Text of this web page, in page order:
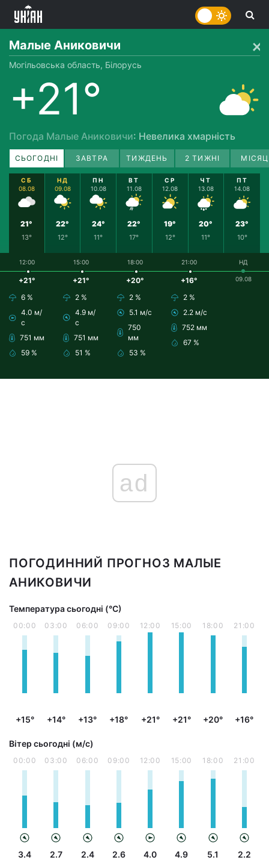
Малые Аниковичи
Могільовська область, Білорусь
+21°
Погода Малые Аниковичи: Невелика хмарність
СЬОГОДНІ ЗАВТРА ТИЖДЕНЬ 2 ТИЖНІ
СБ
08.08
21°
13°
НД
09.08
22°
12°
ПН
10.08
24°
11°
ВТ
11.08
22°
17°
СР
12.08
19°
12°
ЧТ
13.08
20°
11°
ПТ
14.08
23°
10°
12:00
+21°
6 %
4.0 м/
с
751 мм
59 %
15:00
+21°
2 %
4.9 м/
с
751 мм
51 %
18:00
+20°
2 %
5.1 м/с
750
мм
53 %
21:00
+16°
2 %
2.2 м/с
752 мм
67 %
НД
09.08
ad
ПОГОДИННИЙ ПРОГНОЗ МАЛЫЕ
АНИКОВИЧИ
Температура сьогодні (°С)
00:00
+15°
03:00
+14°
06:00
+13°
09:00
+18°
12:00
+21°
15:00
+21°
18:00
+20°
21:00
+16°
Вітер сьогодні (м/с)
00:00
3.4
03:00
2.7
06:00
2.4
09:00
2.6
12:00
4.0
15:00
4.9
18:00
5.1
21:00
2.2